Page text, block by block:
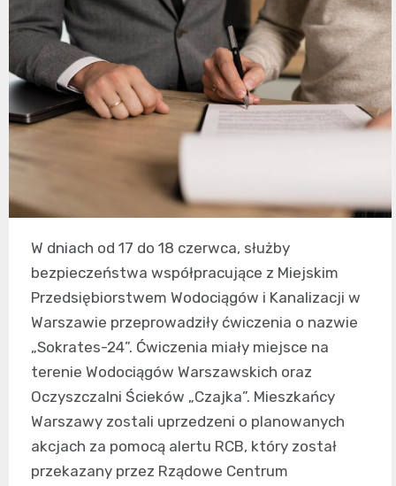
W dniach od 17 do 18 czerwca, służby
bezpieczeństwa współpracujące z Miejskim
Przedsiębiorstwem Wodociągów i Kanalizacji w
Warszawie przeprowadziły ćwiczenia o nazwie
„Sokrates-24”. Ćwiczenia miały miejsce na
terenie Wodociągów Warszawskich oraz
Oczyszczalni Ścieków „Czajka”. Mieszkańcy
Warszawy zostali uprzedzeni o planowanych
akcjach za pomocą alertu RCB, który został
przekazany przez Rządowe Centrum